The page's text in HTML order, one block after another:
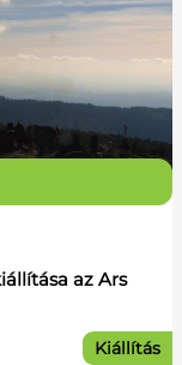
az Ars
Kiállítás